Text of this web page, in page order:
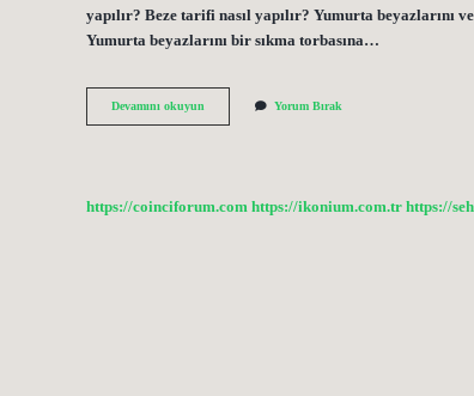
yapılır? Beze tarifi nasıl yapılır? Yumurta beyazlarını
Yumurta beyazlarını bir sıkma torbasına…
Devamını okuyun
Nerelerde
Yorum Bırak
https://coinciforum.com https://ikonium.com.tr https://